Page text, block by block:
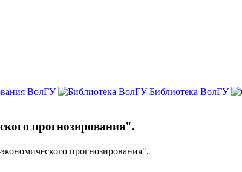
ВолГУ Библиотека ВолГУ
прогнозирования".
прогнозирования".